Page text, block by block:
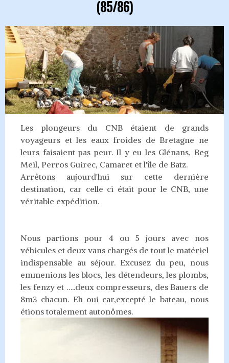
(85/86)
Les plongeurs du CNB étaient de grands
voyageurs et les eaux froides de Bretagne ne
leurs faisaient pas peur. Il y eu les Glénans, Beg
Meil, Perros Guirec, Camaret et l'île de Batz.
Arrêtons aujourd'hui sur cette dernière
destination, car celle ci était pour le CNB, une
véritable expédition.
Nous partions pour 4 ou 5 jours avec nos
véhicules et deux vans chargés de tout le matériel
indispensable au séjour. Excusez du peu, nous
emmenions les blocs, les détendeurs, les plombs,
les fenzy et …..deux compresseurs, des Bauers de
8m3 chacun. Eh oui car,excepté le bateau, nous
étions totalement autonômes.